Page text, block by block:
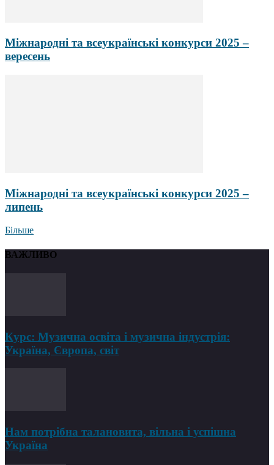
Міжнародні та всеукраїнські конкурси 2025 –
вересень
Міжнародні та всеукраїнські конкурси 2025 –
липень
Більше
ВАЖЛИВО
Курс: Музична освіта і музична індустрія:
Україна, Європа, світ
Нам потрібна талановита, вільна і успішна
Україна